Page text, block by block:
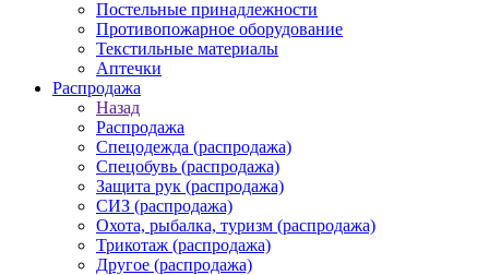
Постельные принадлежности
Противопожарное оборудование
Текстильные материалы
Аптечки
Распродажа
Назад
Распродажа
Спецодежда (распродажа)
Спецобувь (распродажа)
Защита рук (распродажа)
СИЗ (распродажа)
Охота, рыбалка, туризм (распродажа)
Трикотаж (распродажа)
Другое (распродажа)